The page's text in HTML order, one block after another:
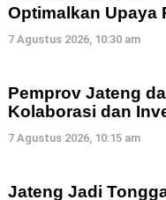
Optimalkan Upaya
7 Agustus 2026, 10:30 am
Pemprov Jateng
Kolaborasi dan
7 Agustus 2026, 10:15 am
Jateng Jadi